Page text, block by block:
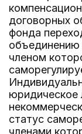
договорных
фонда
объединению
членом
юридическое
статус
членами